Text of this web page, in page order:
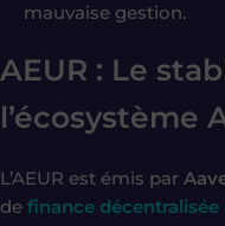
mauvaise gestion.
AEUR : Le
l’écosystème
L’AEUR est émis par
de finance décentralisée